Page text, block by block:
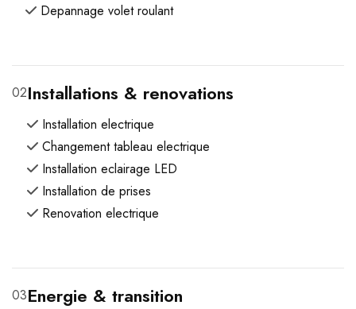
Depannage volet roulant
02Installations & renovations
Installation electrique
Changement tableau electrique
Installation eclairage LED
Installation de prises
Renovation electrique
03Energie & transition